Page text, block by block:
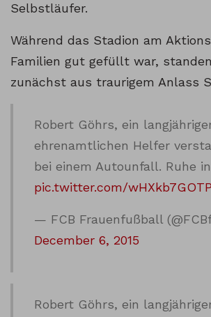
Selbstläufer.
Während das Stadion am
Familien gut gefüllt war,
zunächst aus traurigem Anlass
Robert Göhrs, ein
ehrenamtlichen Helfer
bei einem Autounfall. Ruhe
pic.twitter.com/wHXkb7GOTP
— FCB Frauenfußball
December 6, 2015
Robert Göhrs, ein